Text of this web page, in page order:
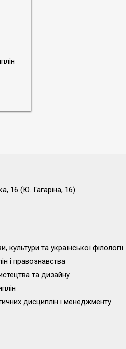
16 (Ю. Гагаріна, 16)
культури та української філології
і правознавства
та дизайну
дисциплін і менеджменту